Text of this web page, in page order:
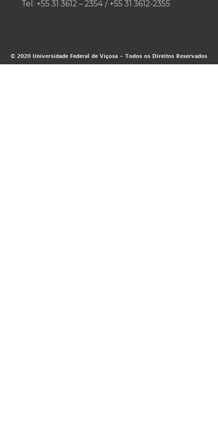
Tel: +55 31 3612 – 2354 / +55 31 3612-2355
© 2020 Universidade Federal de Viçosa - Todos os Direitos Reservados